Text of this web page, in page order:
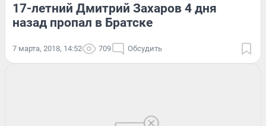
17-летний Дмитрий Захаров 4 дня
назад пропал в Братске
7 марта, 2018, 14:52 709 Обсудить